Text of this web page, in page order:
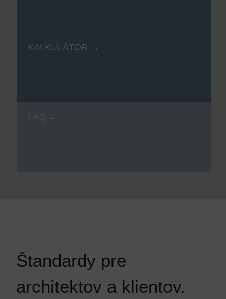
KALKULÁTOR
FAQ
Štandardy pre
architektov a klientov.